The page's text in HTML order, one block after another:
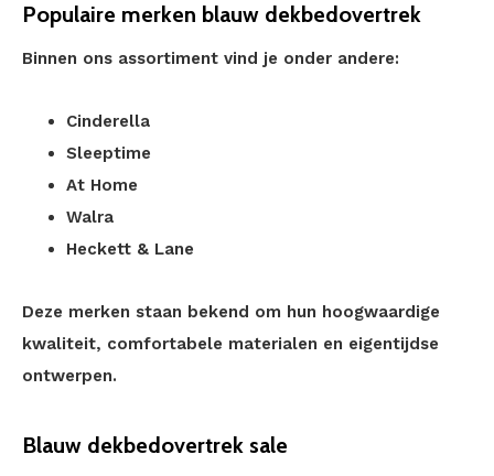
Populaire merken blauw dekbedovertrek
Binnen ons assortiment vind je onder andere:
Cinderella
Sleeptime
At Home
Walra
Heckett & Lane
Deze merken staan bekend om hun hoogwaardige
kwaliteit, comfortabele materialen en eigentijdse
ontwerpen.
Blauw dekbedovertrek sale